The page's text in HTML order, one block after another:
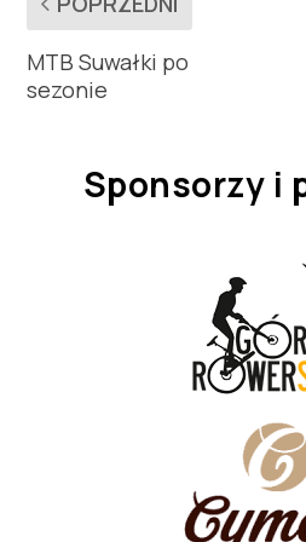
MTB Suwałki po
sezonie
Sponsorzy i